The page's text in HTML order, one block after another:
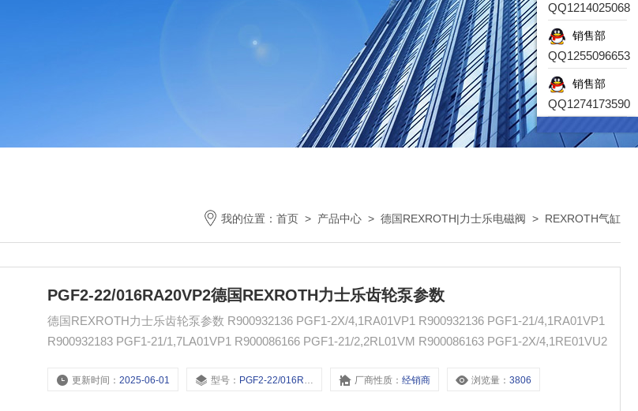
我的位置： 首页 > 产品中心 > 德国REXROTH|力士乐电磁阀 > REXROTH气缸
PGF2-22/016RA20VP2德国REXROTH力士乐齿轮泵参数
德国REXROTH力士乐齿轮泵参数 R900932136 PGF1-2X/4,1RA01VP1 R900932136 PGF1-21/4,1RA01VP1
R900932183 PGF1-21/1,7LA01VP1 R900086166 PGF1-21/2,2RL01VM R900086163 PGF1-2X/4,1RE01VU2
更新时间：2025-06-01 型号： PGF2-22/016RA20VP2 厂商性质：经销商 浏览量：3806
QQ1214025068
销售部
QQ1255096653
销售部
QQ1274173590